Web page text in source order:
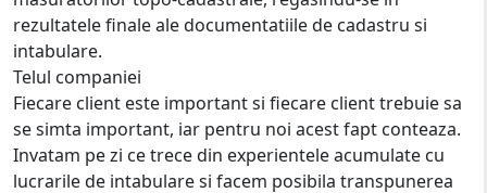
rezultatele finale ale documentatiile de cadastru si
intabulare.
Telul companiei
Fiecare client este important si fiecare client trebuie sa
se simta important, iar pentru noi acest fapt conteaza.
Invatam pe zi ce trece din experientele acumulate cu
lucrarile de intabulare si facem posibila transpunerea